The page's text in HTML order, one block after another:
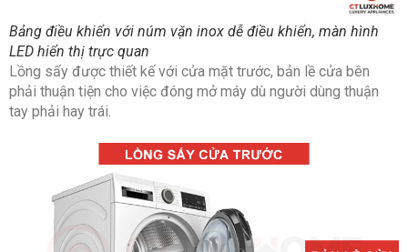
Vải Cotton tiết kiệm (Baumwolle
Đồ nhẹ (Pflegeleicht)
Chăn (Decken)
Vải tổng hợp (Extra Fein)
Vải dệt/ Chăn lông vũ (Daunen)
Bảng điều khiển với núm vặn inox dễ điều khiển, màn hình
LED hiển thị trực quan
Lồng sấy được thiết kế với cửa mặt trước, bản lề cửa bên
phải thuận tiện cho việc đóng mở máy dù người dùng thuận
tay phải hay trái.